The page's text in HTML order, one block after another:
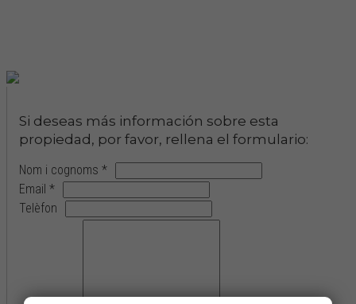
Si deseas más información sobre esta
propiedad, por favor, rellena el formulario:
Nom i cognoms *
Email *
Telèfon